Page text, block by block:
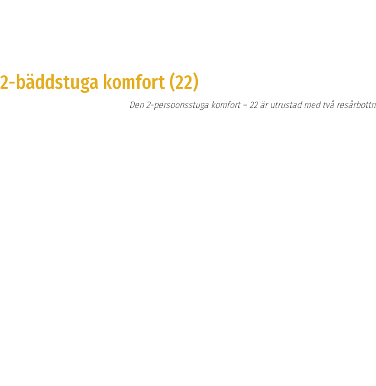
2-bäddstuga komfort (22)
Den 2-persoonsstuga komfort – 22 är utrustad med två